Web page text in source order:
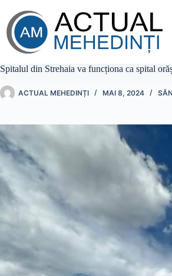
conținut
Spitalul din Strehaia va funcționa ca spital
ACTUAL MEHEDINȚI MAI 8, 2024